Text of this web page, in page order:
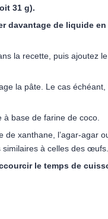
31 g).
davantage de liquide en
la recette, puis ajoutez
la pâte. Le cas
à base de farine de coco.
de xanthane, l’agar-agar
à celles des œufs.
le temps de